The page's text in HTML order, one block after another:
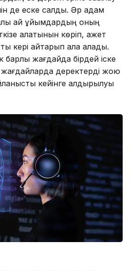
де еске салды. Әр адам
қай ұйымдардың оның
алатынын көріп, қажет
кері қайтарып ала алады.
барлық жағдайда бірдей іске
жағдайларда деректерді жою
кейінге қалдырылуы